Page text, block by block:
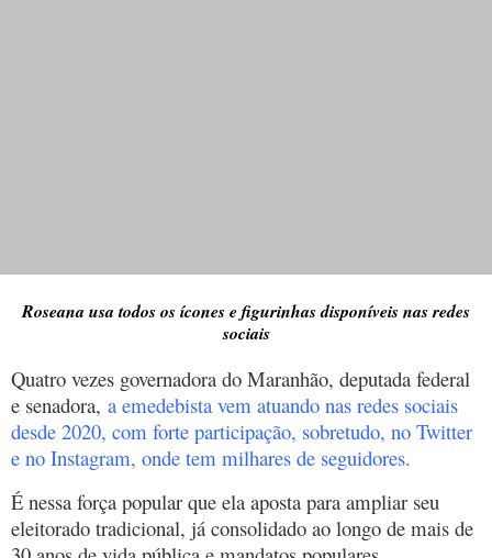
Roseana usa todos os ícones e figurinhas disponíveis nas redes
sociais
Quatro vezes governadora do Maranhão, deputada federal
e senadora, a emedebista vem atuando nas redes sociais
desde 2020, com forte participação, sobretudo, no Twitter
e no Instagram, onde tem milhares de seguidores.
É nessa força popular que ela aposta para ampliar seu
eleitorado tradicional, já consolidado ao longo de mais de